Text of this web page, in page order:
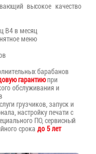
высокое качество
B4 в месяц
меню
барабанов
гарантиюпри
обслуживания и
грузчиков, запуск и
настройку печати с
ПО, сервисный
срокадо 5 лет